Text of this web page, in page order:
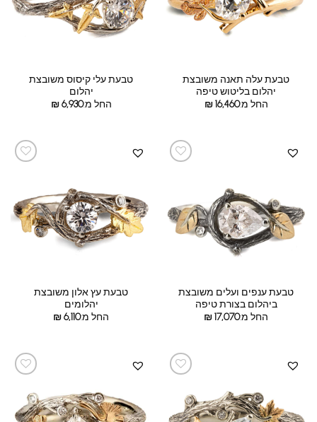
טבעת עלה תאנה משובצת
יהלום בליטוש טיפה
החל מ:
₪16,460
טבעת עלי קיסוס משובצת
יהלום
החל מ:
₪6,930
טבעת ענפים ועלים משובצת
ביהלום בצורת טיפה
החל מ:
₪17,070
טבעת עץ אלון משובצת
יהלומים
החל מ:
₪6,110